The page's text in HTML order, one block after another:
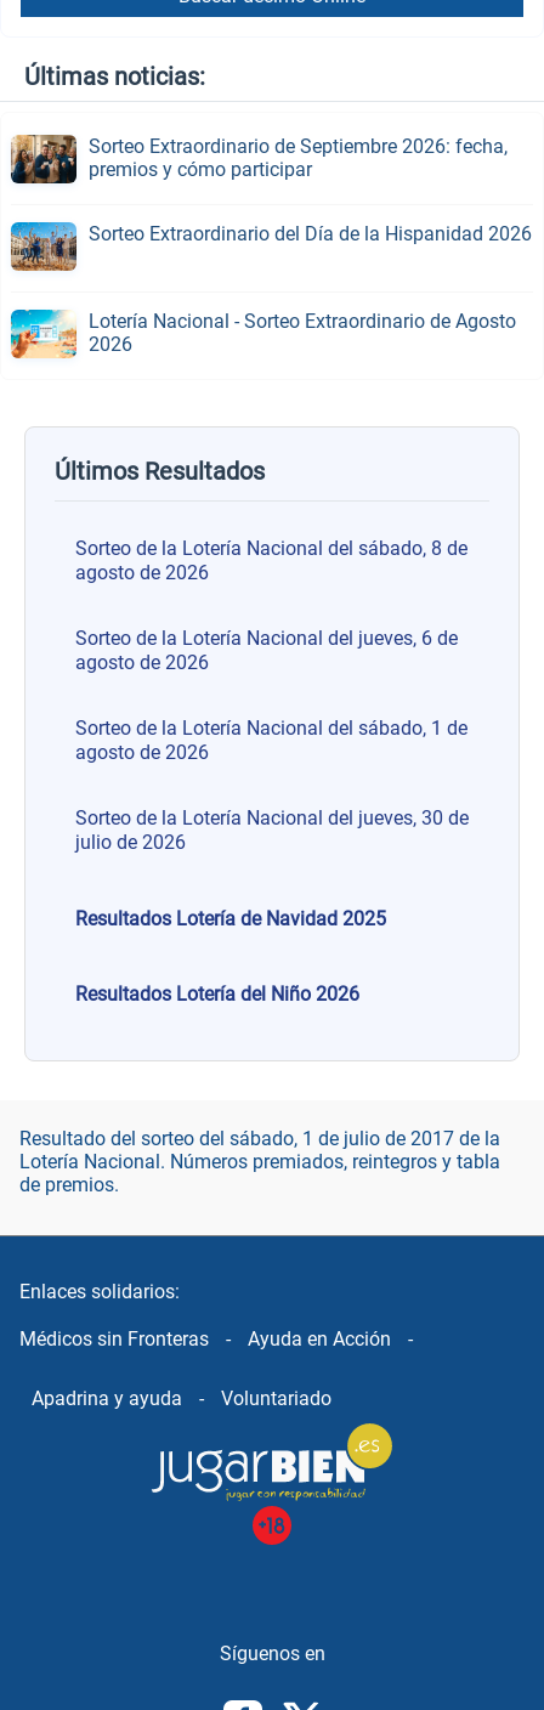
Resultado del sorteo del sábado, 1 de julio de 2017 de la
Lotería Nacional. Números premiados, reintegros y tabla
de premios.
Últimas noticias:
Sorteo Extraordinario de Septiembre 2026: fecha,
premios y cómo participar
Sorteo Extraordinario del Día de la Hispanidad 2026
Lotería Nacional - Sorteo Extraordinario de Agosto
2026
Últimos Resultados
Sorteo de la Lotería Nacional del sábado, 8 de
agosto de 2026
Sorteo de la Lotería Nacional del jueves, 6 de
agosto de 2026
Sorteo de la Lotería Nacional del sábado, 1 de
agosto de 2026
Sorteo de la Lotería Nacional del jueves, 30 de
julio de 2026
Resultados Lotería de Navidad 2025
Resultados Lotería del Niño 2026
Enlaces solidarios:
Médicos sin Fronteras - Ayuda en Acción -
Apadrina y ayuda - Voluntariado